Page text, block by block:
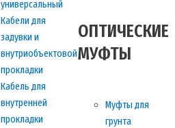
универсальный
Кабели для
задувки и
внутриобъектовой
прокладки
Кабель для
внутренней
прокладки
ОПТИЧЕСКИЕ
МУФТЫ
Муфты для
грунта